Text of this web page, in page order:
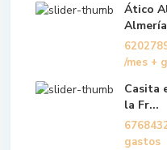
Ático
/mes +
Casita
la Fr...
gastos